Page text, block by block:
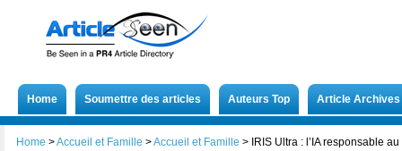
Home Soumettre des articles Auteurs Top Article Archives
Home >Accueil et Famille >Accueil et Famille > IRIS Ultra : l’IA responsable